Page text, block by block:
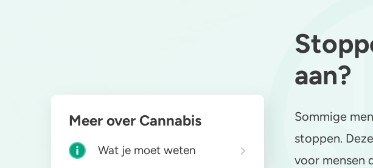
Cocaïne
Speed
3-MMC
Alcohol
Lachgas
Paddo’s en truffels
Ketamine
Zwangerschap
Drugs & de wet
Combinaties & medicijnen
Stoppen
Feiten
Trends &
Check je
aan?
Sommige
stoppen.
voor mensen
Meer over Cannabis
Wat je moet weten